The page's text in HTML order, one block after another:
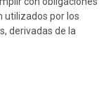
utilizados por los
derivadas de la